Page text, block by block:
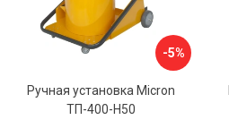
-5%
Ручная установка Micron
ТП-400-Н50